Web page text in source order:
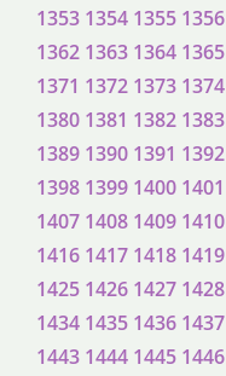
1353 1354 1355 1356
1362 1363 1364 1365
1371 1372 1373 1374
1380 1381 1382 1383
1389 1390 1391 1392
1398 1399 1400 1401
1407 1408 1409 1410
1416 1417 1418 1419
1425 1426 1427 1428
1434 1435 1436 1437
1443 1444 1445 1446